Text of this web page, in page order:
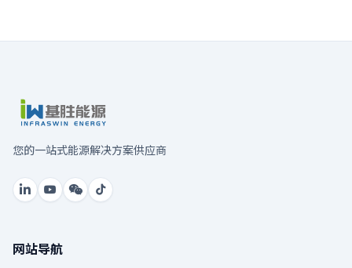
您的一站式能源解决方案供应商
网站导航